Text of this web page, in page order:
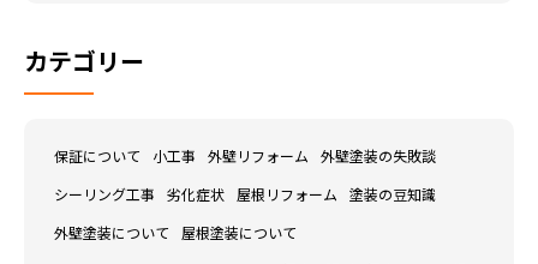
カテゴリー
保証について 小工事 外壁リフォーム 外壁塗装の失敗談
シーリング工事 劣化症状 屋根リフォーム 塗装の豆知識
外壁塗装について 屋根塗装について